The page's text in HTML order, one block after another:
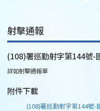
射擊通報
(108)署巡勤射字第144號-
詳如射擊通報單
附件下載
(108)署巡勤射字第144號-